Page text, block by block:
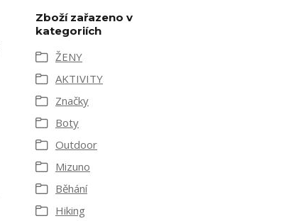
Zboží zařazeno v
kategoriích
ŽENY
AKTIVITY
Značky
Boty
Outdoor
Mizuno
Běhání
Hiking